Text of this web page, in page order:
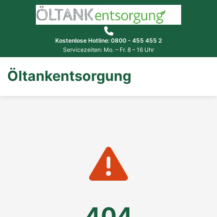
Kostenlose Hotline: 0800 - 455 455 2
Servicezeiten: Mo. – Fr. 8 – 16 Uhr
Öltankentsorgung